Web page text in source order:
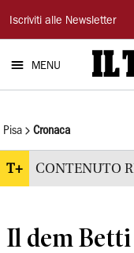
Il
Tirreno
Iscriviti alle Newsletter
MENU
Pisa Cronaca
T+ CONTENUTO
Il dem